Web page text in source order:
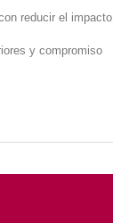
reducir el impacto
y compromiso